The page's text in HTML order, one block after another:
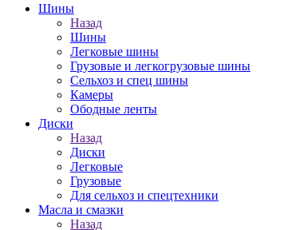
Шины
Назад
Шины
Легковые шины
Грузовые и легкогрузовые шины
Сельхоз и спец шины
Камеры
Ободные ленты
Диски
Назад
Диски
Легковые
Грузовые
Для сельхоз и спецтехники
Масла и смазки
Назад